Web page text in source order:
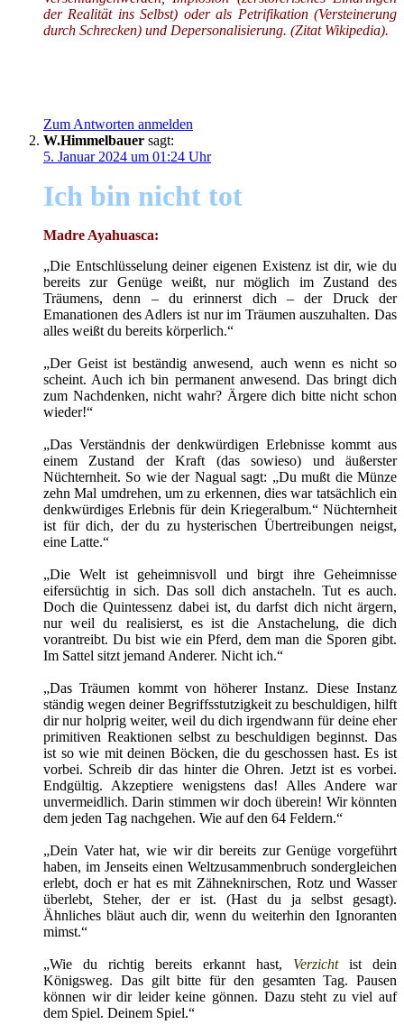
der Realität ins Selbst) oder als Petrifikation (Versteinerung
durch Schrecken) und Depersonalisierung. (Zitat Wikipedia).
Zum Antworten anmelden
W.Himmelbauer sagt:
5. Januar 2024 um 01:24 Uhr
Ich bin nicht tot
Madre Ayahuasca:
„Die Entschlüsselung deiner eigenen Existenz ist dir, wie du
bereits zur Genüge weißt, nur möglich im Zustand des
Träumens, denn – du erinnerst dich – der Druck der
Emanationen des Adlers ist nur im Träumen auszuhalten. Das
alles weißt du bereits körperlich.“
„Der Geist ist beständig anwesend, auch wenn es nicht so
scheint. Auch ich bin permanent anwesend. Das bringt dich
zum Nachdenken, nicht wahr? Ärgere dich bitte nicht schon
wieder!“
„Das Verständnis der denkwürdigen Erlebnisse kommt aus
einem Zustand der Kraft (das sowieso) und äußerster
Nüchternheit. So wie der Nagual sagt: „Du mußt die Münze
zehn Mal umdrehen, um zu erkennen, dies war tatsächlich ein
denkwürdiges Erlebnis für dein Kriegeralbum.“ Nüchternheit
ist für dich, der du zu hysterischen Übertreibungen neigst,
eine Latte.“
„Die Welt ist geheimnisvoll und birgt ihre Geheimnisse
eifersüchtig in sich. Das soll dich anstacheln. Tut es auch.
Doch die Quintessenz dabei ist, du darfst dich nicht ärgern,
nur weil du realisierst, es ist die Anstachelung, die dich
vorantreibt. Du bist wie ein Pferd, dem man die Sporen gibt.
Im Sattel sitzt jemand Anderer. Nicht ich.“
„Das Träumen kommt von höherer Instanz. Diese Instanz
ständig wegen deiner Begriffsstutzigkeit zu beschuldigen, hilft
dir nur holprig weiter, weil du dich irgendwann für deine eher
primitiven Reaktionen selbst zu beschuldigen beginnst. Das
ist so wie mit deinen Böcken, die du geschossen hast. Es ist
vorbei. Schreib dir das hinter die Ohren. Jetzt ist es vorbei.
Endgültig. Akzeptiere wenigstens das! Alles Andere war
unvermeidlich. Darin stimmen wir doch überein! Wir könnten
dem jeden Tag nachgehen. Wie auf den 64 Feldern.“
„Dein Vater hat, wie wir dir bereits zur Genüge vorgeführt
haben, im Jenseits einen Weltzusammenbruch sondergleichen
erlebt, doch er hat es mit Zähneknirschen, Rotz und Wasser
überlebt, Steher, der er ist. (Hast du ja selbst gesagt).
Ähnliches bläut auch dir, wenn du weiterhin den Ignoranten
mimst.“
„Wie du richtig bereits erkannt hast, Verzichtist dein
Königsweg. Das gilt bitte für den gesamten Tag. Pausen
können wir dir leider keine gönnen. Dazu steht zu viel auf
dem Spiel. Deinem Spiel.“